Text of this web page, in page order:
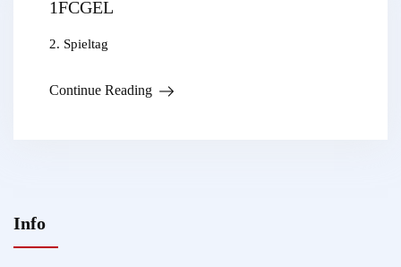
1FCGEL
2. Spieltag
Continue Reading
Info